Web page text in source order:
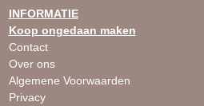
INFORMATIE
Koop ongedaan maken
Contact
Over ons
Algemene Voorwaarden
Privacy